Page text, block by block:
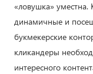
«ловушка» уместна.
динамичные и
букмекерские
кликандеры
интересного